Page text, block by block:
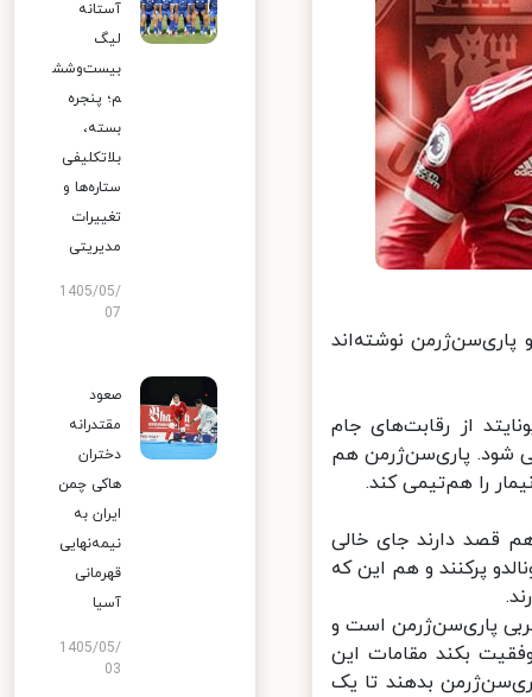
نوشته‌اند
از رقابت‌های جام
شود. پاری‌سن‌ژرمن هم
را هم‌تیمی کند.
قصد دارند جای خالی
پرکنند و هم این که
پاری‌سن‌ژرمن است و
بکند مقامات این
بدهند تا یک
آستانه
لیگ
بیست‌وشش
م؛ پنجره
بسته،
بلاتکلیفی
ستاره‌ها و
تغییرات
مدیریتی
1405/05/
07
صعود
مقتدرانه
دختران
هاکی چمن
ایران به
نیمه‌نهایی
قهرمانی
آسیا
1405/05/
03